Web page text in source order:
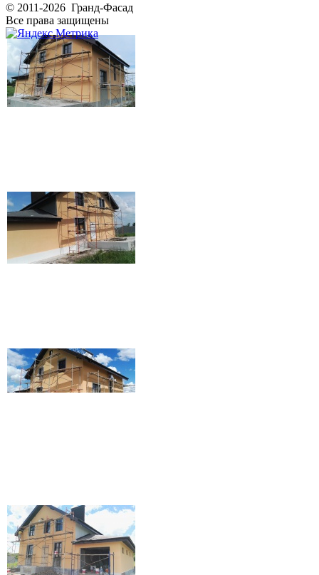
© 2011-2026 Гранд-Фасад
Все права защищены